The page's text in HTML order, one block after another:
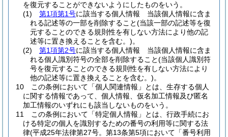
を復元することができないようにしたものをいう。
(1)
第1項第1号に該当する個人情報 当該個人情報に含ま
れる記述等の一部を削除すること(当該一部の記述等を復
元することのできる規則性を有しない方法により他の記
述等に置き換えることを含む。)。
(2)
第1項第2号に該当する個人情報 当該個人情報に含ま
れる個人識別符号の全部を削除すること(当該個人識別符
号を復元することのできる規則性を有しない方法により
他の記述等に置き換えることを含む。)。
10
この条例において「個人関連情報」とは、生存する個人
に関する情報であって、個人情報、仮名加工情報及び匿名
加工情報のいずれにも該当しないものをいう。
11
この条例において「特定個人情報」とは、行政手続にお
ける特定の個人を識別するための番号の利用等に関する法
律(平成25年法律第27号。第13条第5項において「番号利用